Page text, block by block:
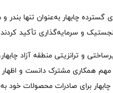
چابهار به‌عنوان تنها بندر
و سرمایه‌گذاری تأکید
و ترانزیتی منطقه آزاد
مهم همکاری مشترک دانست و اظهار
برای صادرات محصولات خود به